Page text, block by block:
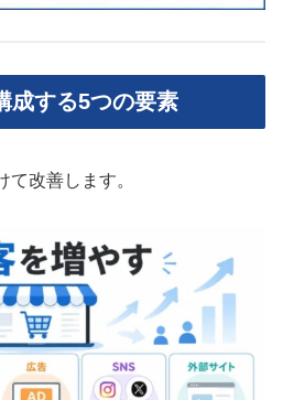
成する5つの要素
改善します。